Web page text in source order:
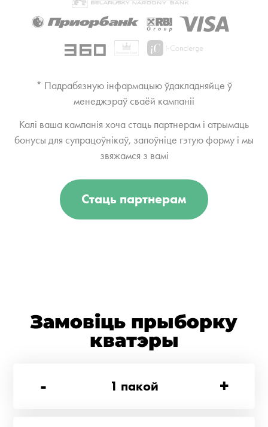
* Падрабязную інфармацыю ўдакладняйце ў
менеджэраў сваёй кампаніі
Калі ваша кампанія хоча стаць партнерам і атрымаць
бонусы для супрацоўнікаў, запоўніце гэтую форму і мы
звяжамся з вамі
Стаць партнерам
Замовіць прыборку
кватэры
-
1 пакой +